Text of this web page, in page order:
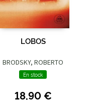
LOBOS
BRODSKY, ROBERTO
En stock
18,90 €